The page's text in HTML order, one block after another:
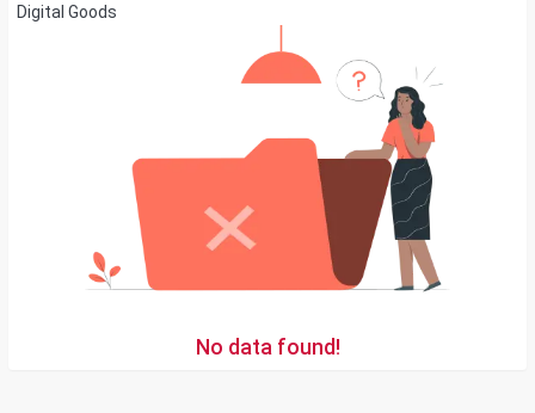
Digital Goods
No data found!